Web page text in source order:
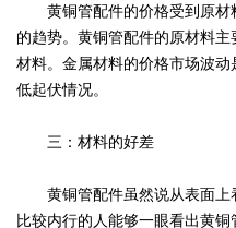
黄铜管配件的价格受到原材
的趋势。黄铜管配件的原材料
材料。金属材料的价格市场波
低起伏情况。
三：材料的好差
黄铜管配件虽然说从表面上
比较内行的人能够一眼看出黄